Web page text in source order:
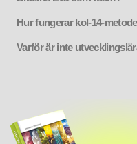
Hur fungerar kol-14-
Varför är inte